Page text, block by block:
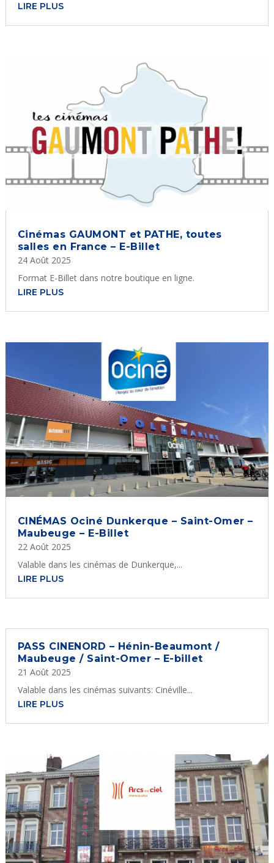
LIRE PLUS
Cinémas GAUMONT et PATHE, toutes
salles en France – E-Billet
24 Août 2025
Format E-Billet dans notre boutique en ligne.
LIRE PLUS
CINÉMAS Ociné Dunkerque – Saint-Omer –
Maubeuge – E-Billet
22 Août 2025
Valable dans les cinémas de Dunkerque,...
LIRE PLUS
PASS CINENORD – Hénin-Beaumont /
Maubeuge / Saint-Omer – E-billet
21 Août 2025
Valable dans les cinémas suivants: Cinéville...
LIRE PLUS